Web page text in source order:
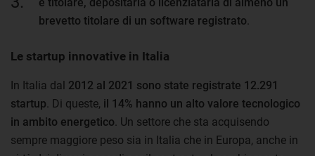
brevetto titolare di un software registrato.
Le startup innovative in Italia
In Italia dal 2012 al 2021 sono state registrate 12.291
startup. Di queste, il 14% hanno un alto valore tecnologico
in ambito energetico. Un settore che sta acquisendo
sempre maggiore peso sia in Italia che in Europa, anche in